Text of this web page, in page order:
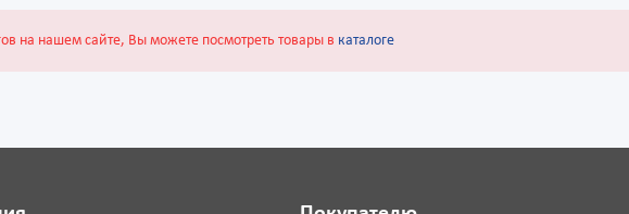
на нашем сайте, Вы можете посмотреть товары в каталоге